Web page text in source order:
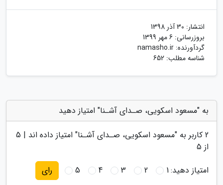
انتشار: 30 آذر 1398
بروزرسانی: 6 مهر 1399
گردآورنده: namasho.ir
شناسه مطلب: 652
به "مسعود اسکویی، صـدای آشـنا" امتیاز دهید
2 کاربر به "مسعود اسکویی، صـدای آشـنا" امتیاز داده اند | 5
از 5
امتیاز دهید:1
2
3
4
5 رای